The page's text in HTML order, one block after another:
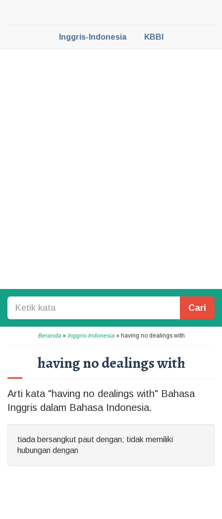
Inggris-Indonesia KBBI
Cari
Beranda» Inggris-Indonesia» having no dealings with
having no dealings with
Arti kata "having no dealings with" Bahasa
Inggris dalam Bahasa Indonesia.
tiada bersangkut paut dengan; tidak memiliki
hubungan dengan